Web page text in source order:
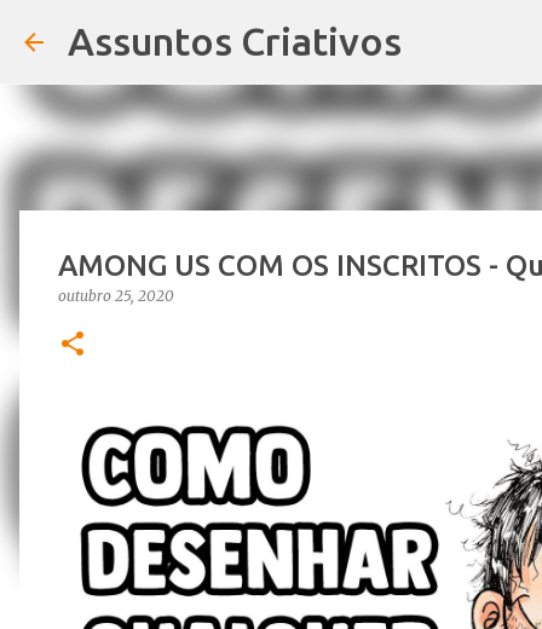
Assuntos Criativos
AMONG US COM OS INSCRITOS -
outubro 25, 2020